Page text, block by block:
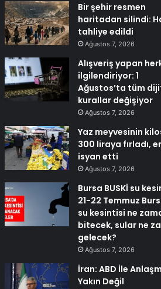
Bir şehir resmen
haritadan silindi:
tahliye edildi
Ağustos 7, 2026
Alışveriş yapan
ilgilendiriyor: 1
Ağustos’ta tüm
kurallar değişiyor
Ağustos 7, 2026
Yaz meyvesinin
300 liraya fırladı,
isyan etti
Ağustos 7, 2026
Bursa BUSKİ su
21-22 Temmuz
su kesintisi ne
bitecek, sular ne
gelecek?
Ağustos 7, 2026
İran: ABD İle
Yakın Değil